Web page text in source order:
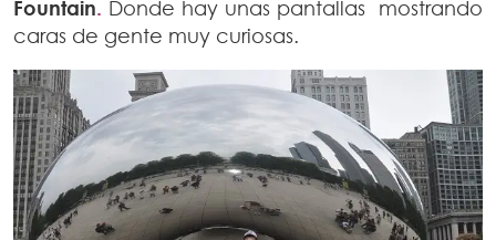
Fountain. Donde hay unas pantallas mostrando
caras de gente muy curiosas.